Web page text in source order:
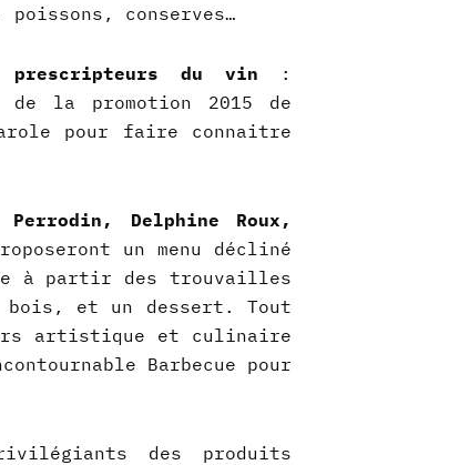
conserves…
prescripteurs du vin :
de la promotion 2015 de
pour faire connaitre
Delphine Roux,
un menu décliné
à partir des trouvailles
bois, et un dessert. Tout
artistique et culinaire
Barbecue pour
des produits